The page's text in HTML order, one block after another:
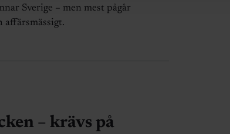
Sverige – men mest pågår
affärsmässigt.
– krävs på